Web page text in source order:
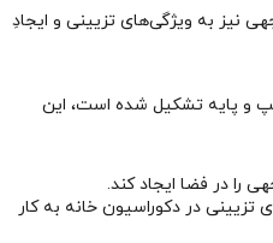
نیز به ویژگی‌های تزیینی و ایجادِ
و پایه تشکیل شده است، این
را در فضا ایجاد کند.
در دکوراسیون خانه به کار